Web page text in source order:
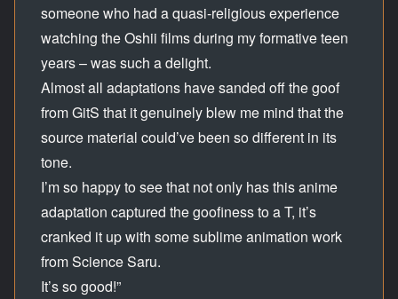
someone who had a quasi-religious experience
watching the Oshii films during my formative teen
years – was such a delight.
Almost all adaptations have sanded off the goof
from GitS that it genuinely blew me mind that the
source material could’ve been so different in its
tone.
I’m so happy to see that not only has this anime
adaptation captured the goofiness to a T, it’s
cranked it up with some sublime animation work
from Science Saru.
It’s so good!”